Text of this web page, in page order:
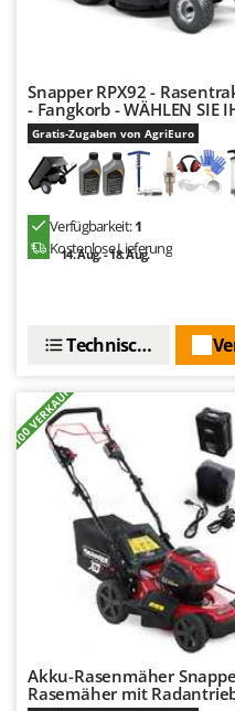
Snapper RPX92 -
- Fangkorb - WÄHLEN SIE
Gratis-Zugaben von AgriEuro
Verfügbarkeit:1
Kostenlose Lieferung
14. Aug. - 18. Aug.
Technische Daten
+100 VERKAUFT
Akku-Rasenmäher
Rasemäher mit